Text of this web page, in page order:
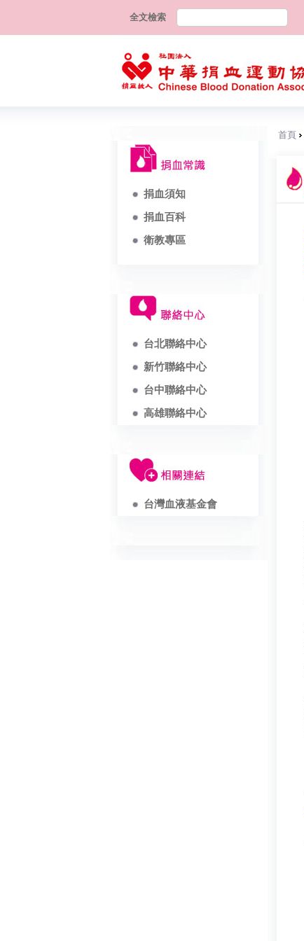
全文檢索
捐血須知
捐血百科
衛教專區
台北聯絡中心
新竹聯絡中心
台中聯絡中心
高雄聯絡中心
台灣血液基金會
首頁